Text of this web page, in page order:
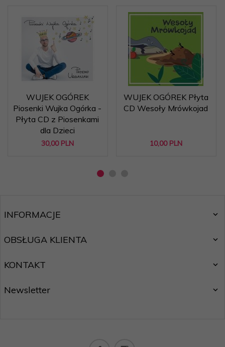
WUJEK OGÓREK
Piosenki Wujka Ogórka -
Płyta CD z Piosenkami
dla Dzieci
30,00 PLN
WUJEK OGÓREK Płyta
CD Wesoły Mrówkojad
10,00 PLN
INFORMACJE
OBSŁUGA KLIENTA
KONTAKT
Newsletter